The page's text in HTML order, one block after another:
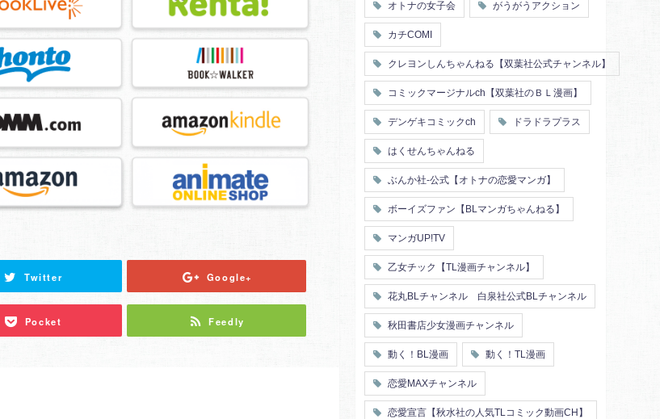
Twitter Google+
Pocket Feedly
泥酔
絶倫
複数プレイ
友情・仲間
オトナの女子会 がうがうアクション
カチCOMI
クレヨンしんちゃんねる【双葉社公式チャンネル】
コミックマージナルch【双葉社のＢＬ漫画】
デンゲキコミックch ドラドラプラス
はくせんちゃんねる
ぶんか社-公式【オトナの恋愛マンガ】
ボーイズファン【BLマンガちゃんねる】
マンガUP!TV
乙女チック【TL漫画チャンネル】
花丸BLチャンネル 白泉社公式BLチャンネル
秋田書店少女漫画チャンネル
動く！BL漫画 動く！TL漫画
恋愛MAXチャンネル
恋愛宣言【秋水社の人気TLコミック動画CH】